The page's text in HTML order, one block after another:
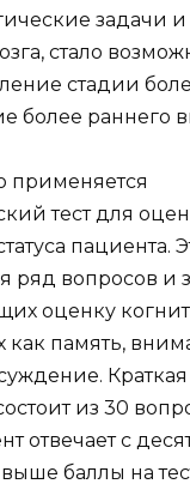
задачи
стало
стадии
более раннего
применяется
тест для
пациента.
ряд вопросов и
оценку
как память,
из 30
отвечает с
баллы на